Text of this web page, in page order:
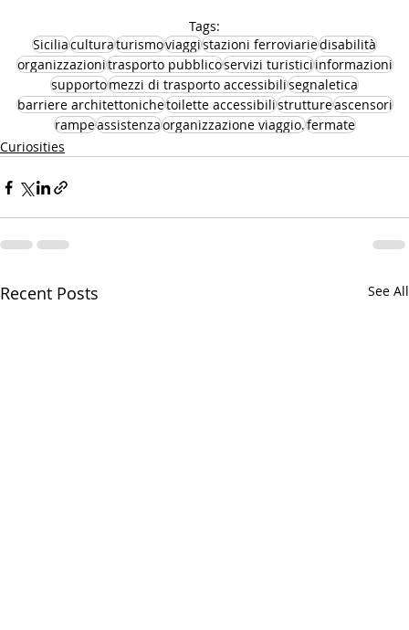
Tags:
Siciliaculturaturismoviaggistazioni ferroviariedisabilità
organizzazionitrasporto pubblicoservizi turisticiinformazioni
supportomezzi di trasporto accessibilisegnaletica
barriere architettonichetoilette accessibilistruttureascensori
rampeassistenzaorganizzazione viaggio.fermate
Curiosities
Recent Posts See All